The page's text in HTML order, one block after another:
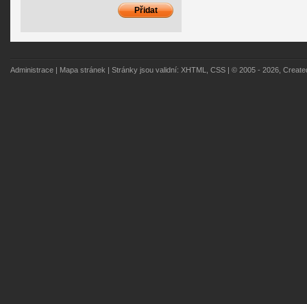
Administrace Mapa stránek | Stránky jsou validní: XHTML, CSS | © 2005 - 2026,